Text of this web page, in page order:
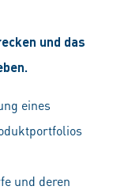
und das
eines
und deren